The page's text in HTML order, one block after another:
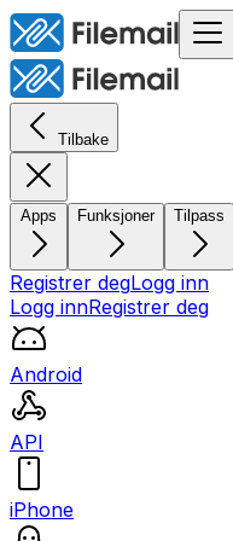
Tilbake
Apps Funksjoner Tilpass
Registrer degLogg inn
Logg innRegistrer deg
Android
API
iPhone